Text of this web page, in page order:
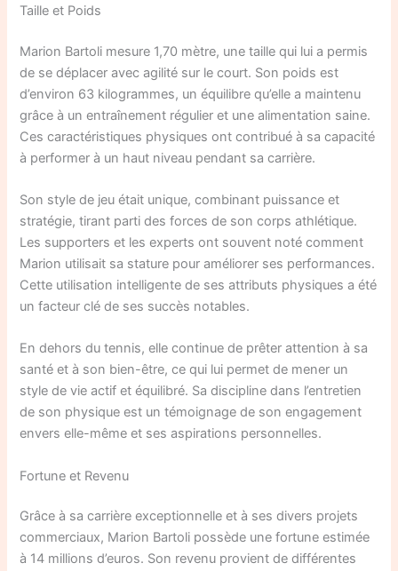
Taille et Poids
Marion Bartoli mesure 1,70 mètre, une taille qui lui a permis
de se déplacer avec agilité sur le court. Son poids est
d’environ 63 kilogrammes, un équilibre qu’elle a maintenu
grâce à un entraînement régulier et une alimentation saine.
Ces caractéristiques physiques ont contribué à sa capacité
à performer à un haut niveau pendant sa carrière.
Son style de jeu était unique, combinant puissance et
stratégie, tirant parti des forces de son corps athlétique.
Les supporters et les experts ont souvent noté comment
Marion utilisait sa stature pour améliorer ses performances.
Cette utilisation intelligente de ses attributs physiques a été
un facteur clé de ses succès notables.
En dehors du tennis, elle continue de prêter attention à sa
santé et à son bien-être, ce qui lui permet de mener un
style de vie actif et équilibré. Sa discipline dans l’entretien
de son physique est un témoignage de son engagement
envers elle-même et ses aspirations personnelles.
Fortune et Revenu
Grâce à sa carrière exceptionnelle et à ses divers projets
commerciaux, Marion Bartoli possède une fortune estimée
à 14 millions d’euros. Son revenu provient de différentes